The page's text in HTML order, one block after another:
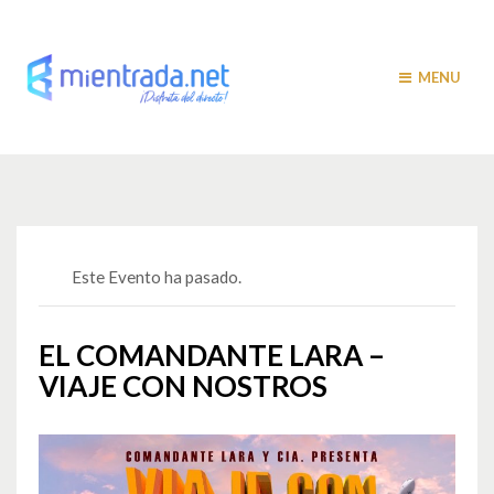
MENU
Este Evento ha pasado.
EL COMANDANTE LARA –
VIAJE CON NOSTROS